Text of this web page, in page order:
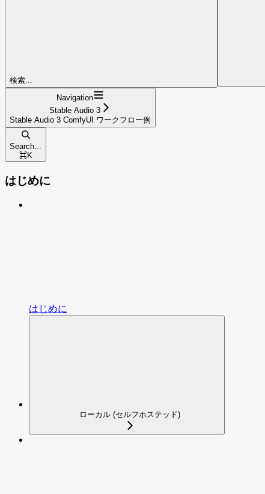
検索...
Navigation
Stable Audio 3
Stable Audio 3 ComfyUI ワークフロー例
Search...
⌘K
はじめに
はじめに
ローカル (セルフホステッド)